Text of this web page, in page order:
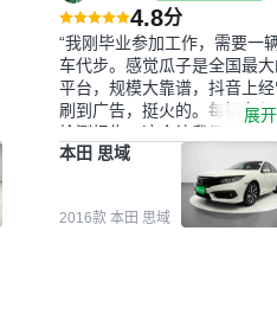
4.8分
“我刚毕业参加工作，需要一
车代步。感觉瓜子是全国最大
平台，规模大靠谱，抖音上经
刷到广告，挺火的。每辆车
检测报告，这个让我很放心。
外面买车全凭卖家一张嘴，不
买。我买了本田思域，白色，
户次数少，公里数符合，虽然
格比我心理预期略高一点，但
展开
本田 思域
2016款 本田 思域